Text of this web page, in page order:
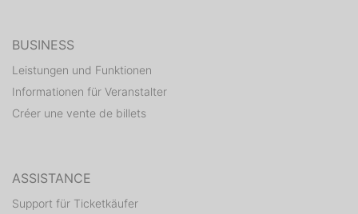
BUSINESS
Leistungen und Funktionen
Informationen für Veranstalter
Créer une vente de billets
ASSISTANCE
Support für Ticketkäufer